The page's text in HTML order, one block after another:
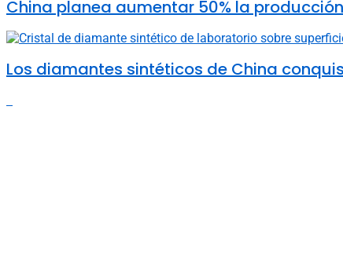
China planea aumentar 50% la
Los diamantes sintéticos de China